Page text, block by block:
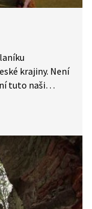
krajiny. Není
tuto naši